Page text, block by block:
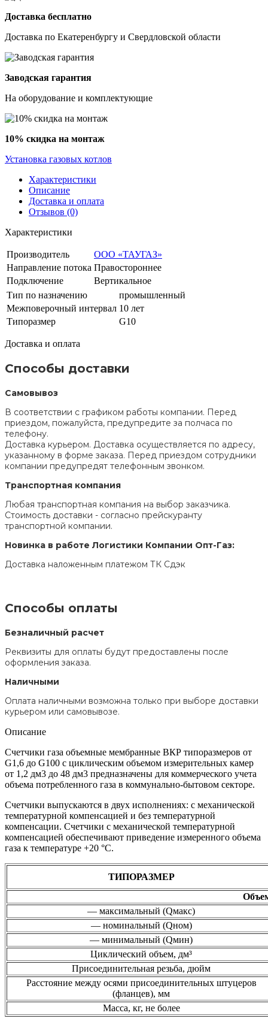
Доставка бесплатно
Доставка по Екатеренбургу и Свердловской области
Заводская гарантия
На оборудование и комплектующие
10% скидка на монтаж
Установка газовых котлов
Характеристики
Описание
Доставка и оплата
Отзывов (0)
Характеристики
Производитель
ООО «ТАУГАЗ»
Направление потока Правостороннее
Подключение
Вертикальное
Тип по назначению
промышленный
Межповерочный интервал 10 лет
Типоразмер
G10
Доставка и оплата
Способы доставки
Самовывоз
В соответствии с графиком работы компании. Перед
приездом, пожалуйста, предупредите за полчаса по
телефону.
Доставка курьером. Доставка осуществляется по адресу,
указанному в форме заказа. Перед приездом сотрудники
компании предупредят телефонным звонком.
Транспортная компания
Любая транспортная компания на выбор заказчика.
Стоимость доставки - согласно прейскуранту
транспортной компании.
Новинка в работе Логистики Компании Опт-Газ:
Доставка наложенным платежом ТК Сдэк
Способы оплаты
Безналичный расчет
Реквизиты для оплаты будут предоставлены после
оформления заказа.
Наличными
Оплата наличными возможна только при выборе доставки
курьером или самовывозе.
Описание
Счетчики газа объемные мембранные ВКР типоразмеров от
G1,6 до G100 с циклическим объемом измерительных камер
от 1,2 дм3 до 48 дм3 предназначены для коммерческого учета
объема потребленного газа в коммунально-бытовом секторе.
Счетчики выпускаются в двух исполнениях: с механической
температурной компенсацией и без температурной
компенсации. Счетчики с механической температурной
компенсацией обеспечивают приведение измеренного объема
газа к температуре +20 °С.
ТИПОРАЗМЕР
— максимальный (Qмакс)
— номинальный (Qном)
— минимальный (Qмин)
Циклический объем, дм³
Присоединительная резьба, дюйм
Расстояние между осями присоединительных штуцеров
(фланцев), мм
Масса, кг, не более